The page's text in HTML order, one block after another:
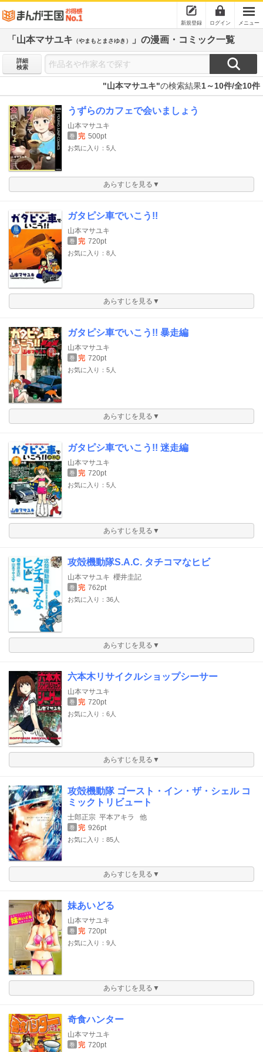
新規登録 ログイン メニュー
「山本マサユキ （やまもとまさゆき） 」の漫画・コミック一覧
詳細
検索
"山本マサユキ"の検索結果1～10件/全10件
うずらのカフェで会いましょう
山本マサユキ
巻 完 500pt
お気に入り：5人
あらすじを見る▼
ガタピシ車でいこう!!
山本マサユキ
巻 完 720pt
お気に入り：8人
あらすじを見る▼
ガタピシ車でいこう!! 暴走編
山本マサユキ
巻 完 720pt
お気に入り：5人
あらすじを見る▼
ガタピシ車でいこう!! 迷走編
山本マサユキ
巻 完 720pt
お気に入り：5人
あらすじを見る▼
攻殻機動隊S.A.C. タチコマなヒビ
山本マサユキ 櫻井圭記
巻 完 762pt
お気に入り：36人
あらすじを見る▼
六本木リサイクルショップシーサー
山本マサユキ
巻 完 720pt
お気に入り：6人
あらすじを見る▼
攻殻機動隊 ゴースト・イン・ザ・シェル コ
ミックトリビュート
士郎正宗 平本アキラ 他
巻 完 926pt
お気に入り：85人
あらすじを見る▼
妹あいどる
山本マサユキ
巻 完 720pt
お気に入り：9人
あらすじを見る▼
奇食ハンター
山本マサユキ
巻 完 720pt